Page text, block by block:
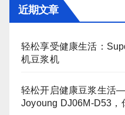
近期文章
轻松享受健康生活：
机豆浆机
轻松开启健康豆浆生活
Joyoung DJ06M‑D53，